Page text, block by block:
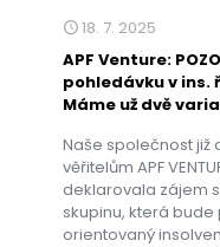
18. 7. 2025
APF Venture:
pohledávku v ins.
Máme už dvě
Naše společnost
věřitelům APF
deklarovala zájem
skupinu, která
orientovaný